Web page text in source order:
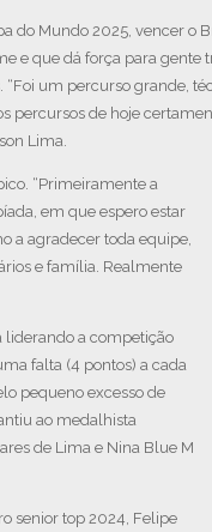
do Mundo 2025, vencer o
que dá força para gente
um percurso grande,
de hoje
Lima.
“Primeiramente a
em que espero estar
a agradecer toda equipe,
e família. Realmente
liderando a competição
falta (4 pontos) a cada
pequeno excesso de
ao medalhista
de Lima e Nina Blue M
senior top 2024, Felipe